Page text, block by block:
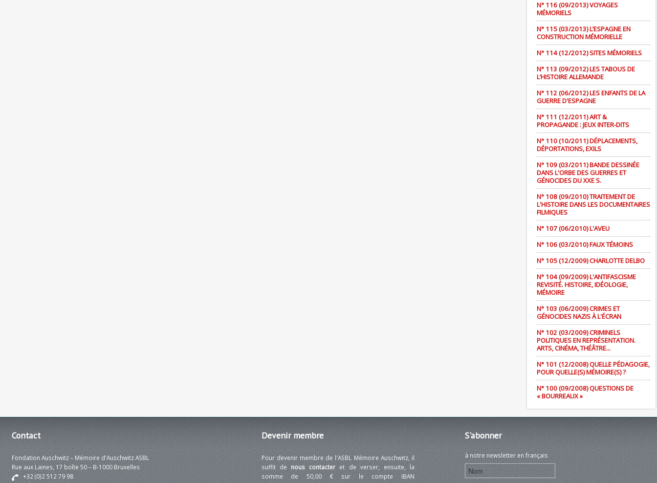
N° 116 (09/2013) VOYAGES
MÉMORIELS
N° 115 (03/2013) L’ESPAGNE EN
CONSTRUCTION MÉMORIELLE
N° 114 (12/2012) SITES MÉMORIELS
N° 113 (09/2012) LES TABOUS DE
L’HISTOIRE ALLEMANDE
N° 112 (06/2012) LES ENFANTS DE LA
GUERRE D'ESPAGNE
N° 111 (12/2011) ART &
PROPAGANDE : JEUX INTER-DITS
N° 110 (10/2011) DÉPLACEMENTS,
DÉPORTATIONS, EXILS
N° 109 (03/2011) BANDE DESSINÉE
DANS L'ORBE DES GUERRES ET
GÉNOCIDES DU XXE S.
N° 108 (09/2010) TRAITEMENT DE
L'HISTOIRE DANS LES DOCUMENTAIRES
FILMIQUES
N° 107 (06/2010) L'AVEU
N° 106 (03/2010) FAUX TÉMOINS
N° 105 (12/2009) CHARLOTTE DELBO
N° 104 (09/2009) L'ANTIFASCISME
REVISITÉ. HISTOIRE, IDÉOLOGIE,
MÉMOIRE
N° 103 (06/2009) CRIMES ET
GÉNOCIDES NAZIS À L'ÉCRAN
N° 102 (03/2009) CRIMINELS
POLITIQUES EN REPRÉSENTATION.
ARTS, CINÉMA, THÉÂTRE...
N° 101 (12/2008) QUELLE PÉDAGOGIE,
POUR QUELLE(S) MÉMOIRE(S) ?
N° 100 (09/2008) QUESTIONS DE
« BOURREAUX »
Contact
Fondation Auschwitz – Mémoire d'Auschwitz ASBL
Rue aux Laines, 17 boîte 50 – B-1000 Bruxelles
+32 (0)2 512 79 98
Devenir membre
Pour devenir membre de l'ASBL Mémoire Auschwitz, il
suffit de nous contacteret de verser, ensuite, la
somme de 50,00 € sur le compte IBAN
S'abonner
à notre newsletter en français